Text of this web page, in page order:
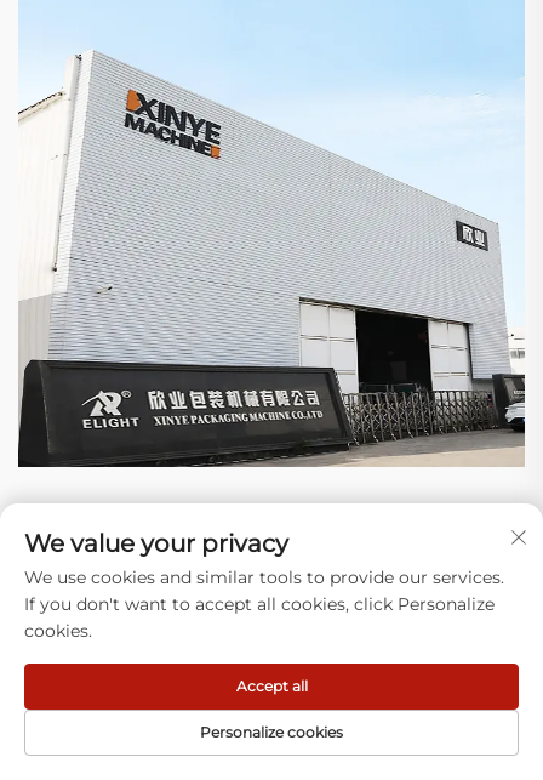
Warum uns wählen
1) Expertise: Wir konzentrieren uns darauf, Anlagen zur
Herstellung von Kunststoffbeuteln zu bauen und reale
Probleme auf Ihrer Produktionslinie (Verstopfungen, Abfall)
2) Neueste Technologie: Unser Design hat sich über
mehrere Jahre entwickelt. Jährlich setzen wir
Verbesserungen um – bei Steuerungen, stabileren
Bauteilen und weniger Ausfallzeiten. Unsere Anlagen
We value your privacy
We use cookies and similar tools to provide our services.
If you don't want to accept all cookies, click Personalize
cookies.
Personalize cookies
Accept all